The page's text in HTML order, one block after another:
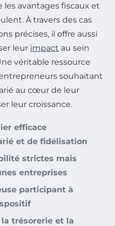
avantages fiscaux et
À travers des cas
précises, il offre aussi
leur impact au sein
véritable ressource
souhaitant
au cœur de leur
leur croissance.
efficace
et de fidélisation
strictes mais
entreprises
participant à
trésorerie et la